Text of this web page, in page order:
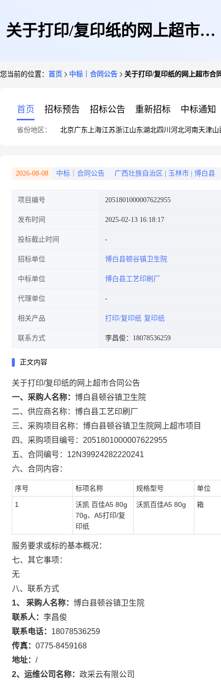
关于打印/复印纸的网上超市合
您当前的位置： 首页 中标｜合同公告 关于打印/复印纸的网上超市合
首页 招标预告 招标公告 重新招标 中标通知
省份地区： 北京广东 上海江苏浙江山东湖北四川 河北河南天津山
2026-08-08 中标｜合同公告 广西壮族自治区 玉林市 博白县
项目编号 2051801000007622955
发布时间 2025-02-13 16:18:17
投标截止时间
招标单位 博白县顿谷镇卫生院
中标单位 博白县工艺印刷厂
代理单位
相关产品 打印/复印纸 复印纸
联系方式 李昌俊：18078536259
正文内容
关于打印/复印纸的网上超市合同公告
一、采购人名称： 博白县顿谷镇卫生院
二、供应商名称： 博白县工艺印刷厂
三、采购项目名称： 博白县顿谷镇卫生院网上超市项目
四、采购项目编号： 2051801000007622955
五、合同编号： 12N39924282220241
六、合同内容：
序号 标项名称 规格型号 单位
1
沃凯 百佳A5 80g
70g、A5打印/复
印纸
沃凯百佳A5 80g 箱
服务要求或标的基本概况：
七、其它事项：
无
八、联系方式
1、 采购人名称： 博白县顿谷镇卫生院
联系人： 李昌俊
联系电话： 18078536259
传真： 0775-8459168
地址： /
2、运维公司名称： 政采云有限公司